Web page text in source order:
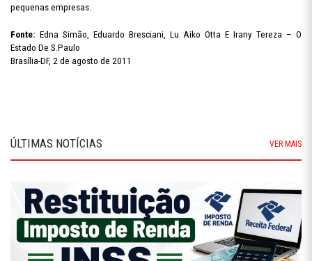
pequenas empresas.
Fonte: Edna Simão, Eduardo Bresciani, Lu Aiko Otta E Irany Tereza – O
Estado De S.Paulo
Brasília-DF, 2 de agosto de 2011
ÚLTIMAS NOTÍCIAS VER MAIS